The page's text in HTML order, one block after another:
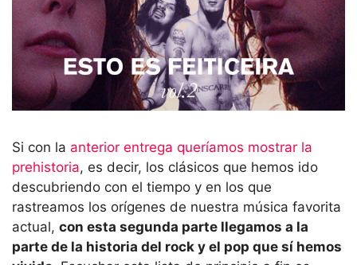
Si con la anterior entrega queríamos mostrar la
prehistoria, es decir, los clásicos que hemos ido
descubriendo con el tiempo y en los que
rastreamos los orígenes de nuestra música favorita
actual, con esta segunda parte llegamos a la
parte de la historia del rock y el pop que sí hemos